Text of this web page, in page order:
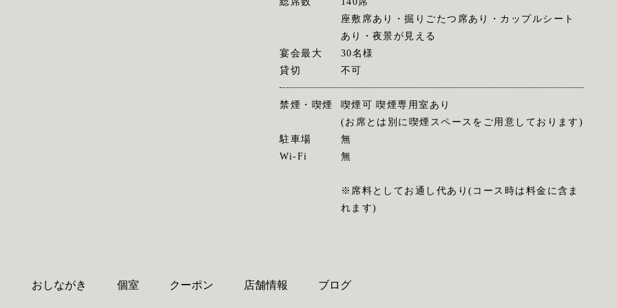
座敷席あり・掘りごたつ席あり・カップルシート
あり・夜景が見える
宴会最大
30名様
貸切
不可
禁煙・喫煙
喫煙可 喫煙専用室あり
(お席とは別に喫煙スペースをご用意しております)
駐車場
無
Wi-Fi
無
※席料としてお通し代あり(コース時は料金に含ま
れます)
おしながき 個室 クーポン 店舗情報 ブログ